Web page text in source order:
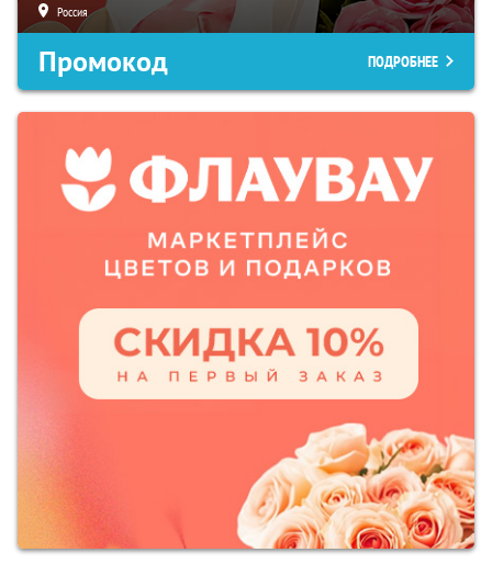
Россия
Промокод ПОДРОБНЕЕ